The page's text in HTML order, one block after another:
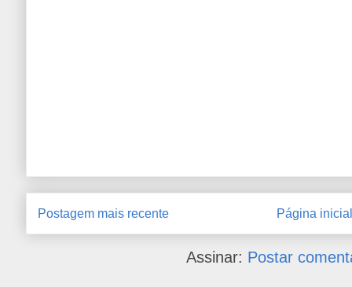
Postagem mais recente Página inicial
Assinar: Postar